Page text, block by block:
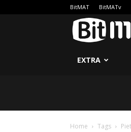
BitMAT BitMATv
EXTRA
Home Tags